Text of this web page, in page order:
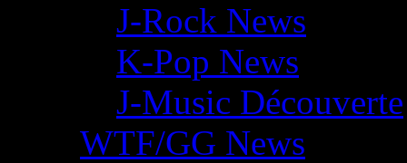
J-Rock News
K-Pop News
J-Music Découverte
WTF/GG News